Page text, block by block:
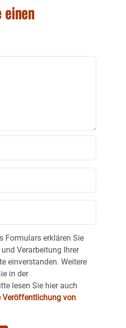
einen
Formulars erklären Sie
Verarbeitung Ihrer
einverstanden. Weitere
in der
lesen Sie hier auch
Veröffentlichung von